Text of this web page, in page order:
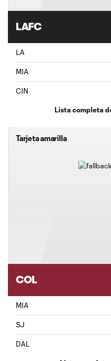
LAFC
LA
MIA
CIN
Lista completa
Tarjeta amarilla
COL
MIA
SJ
DAL